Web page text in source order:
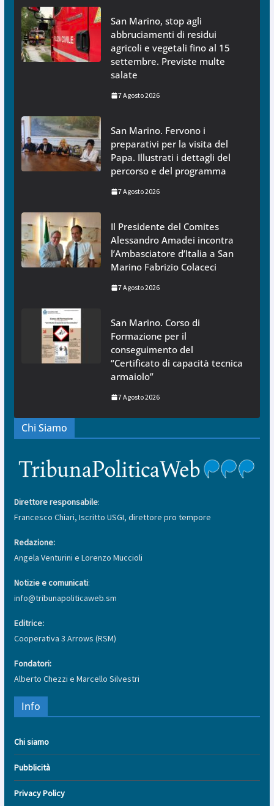
San Marino, stop agli
abbruciamenti di residui
agricoli e vegetali fino al 15
settembre. Previste multe
salate
7 Agosto 2026
San Marino. Fervono i
preparativi per la visita del
Papa. Illustrati i dettagli del
percorso e del programma
7 Agosto 2026
Il Presidente del Comites
Alessandro Amadei incontra
l’Ambasciatore d’Italia a San
Marino Fabrizio Colaceci
7 Agosto 2026
San Marino. Corso di
Formazione per il
conseguimento del
“Certificato di capacità tecnica
armaiolo”
7 Agosto 2026
Chi Siamo
Direttore responsabile:
Francesco Chiari, Iscritto USGI, direttore pro tempore
Redazione:
Angela Venturini e Lorenzo Muccioli
Notizie e comunicati:
info@tribunapoliticaweb.sm
Editrice:
Cooperativa 3 Arrows (RSM)
Fondatori:
Alberto Chezzi e Marcello Silvestri
Info
Chi siamo
Pubblicità
Privacy Policy